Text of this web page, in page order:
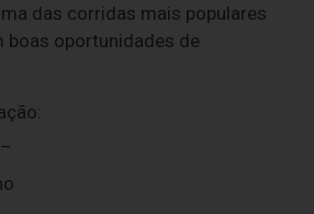
das corridas mais populares
boas oportunidades de